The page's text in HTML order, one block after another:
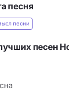
песня
песни
песен